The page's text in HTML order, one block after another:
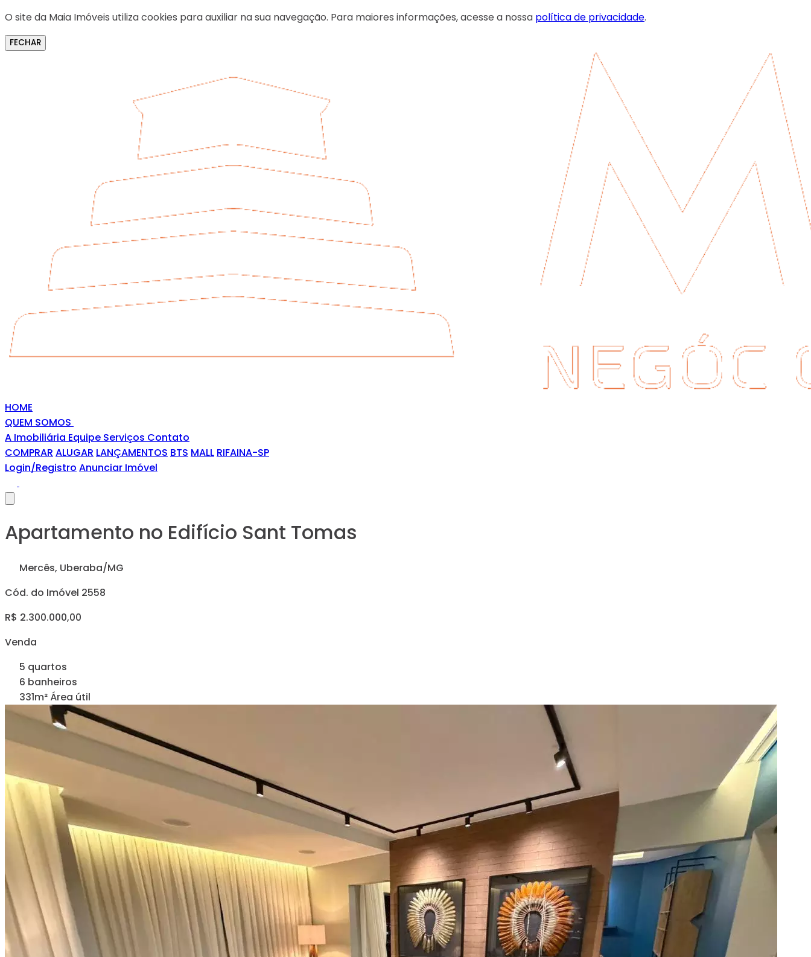
O site da Maia Imóveis utiliza cookies para auxiliar na sua navegação. Para maiores informações, acesse a nossa política de privacidade.
FECHAR
HOME
QUEM SOMOS
A Imobiliária Equipe Serviços Contato
COMPRAR ALUGAR LANÇAMENTOS BTS MALL RIFAINA-SP
Login/Registro Anunciar Imóvel
Apartamento no Edifício Sant Tomas
Mercês, Uberaba/MG
Cód. do Imóvel 2558
R$ 2.300.000,00
Venda
5 quartos
6 banheiros
331m² Área útil